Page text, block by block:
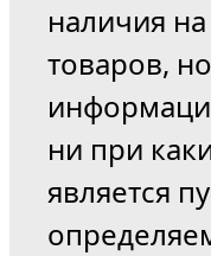
наличия
товаров,
ни при
является